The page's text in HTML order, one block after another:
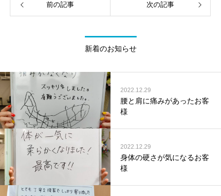
前の記事 次の記事
新着のお知らせ
2022.12.29
腰と肩に痛みがあったお客
様
2022.12.29
身体の硬さが気になるお客
様